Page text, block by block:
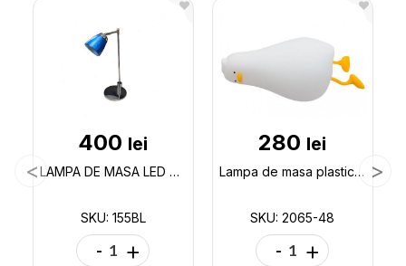
400 lei
LAMPA DE MASA LED 4W 230V ALBAS. ELMOS 155BL
SKU: 155BL
- +
280 lei
Lampa de masa plastic/silicon IL00659 2065-48
SKU: 2065-48
- +